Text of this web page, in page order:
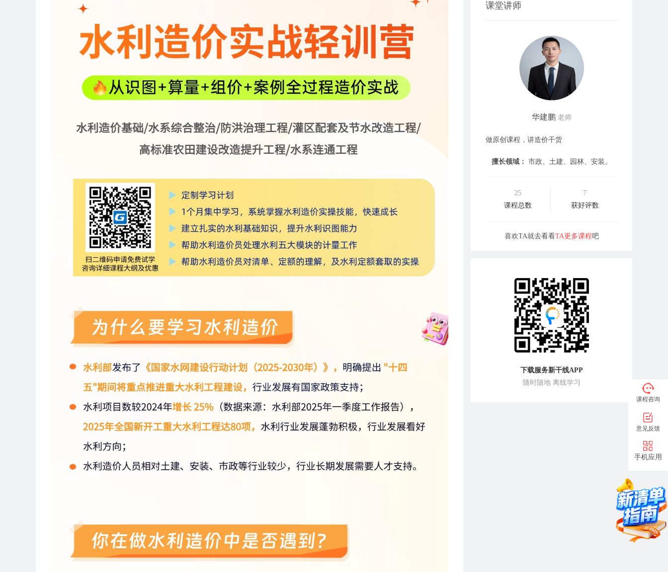
课堂讲师
华建鹏 老师
做原创课程，讲造价干货
擅长领域： 市政、土建、园林、安装。
25
课程总数
7
获好评数
喜欢TA就去看看TA更多课程吧
下载服务新干线APP
随时随地 离线学习
课程咨询
意见反馈
手机应用